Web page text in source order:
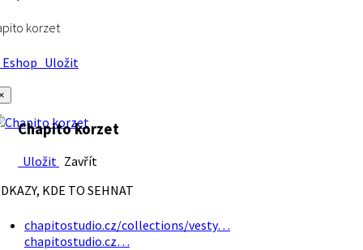
korzet
Uložit
Chapito korzet
Uložit Zavřít
KDE TO SEHNAT
chapitostudio.cz/collections/vesty…
chapitostudio.cz…